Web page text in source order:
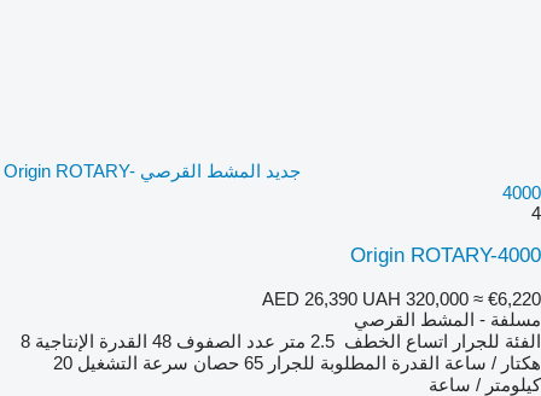
جديد المشط القرصي Origin ROTARY-
4000
4
Origin ROTARY-4000
AED 26,390 UAH 320,000 ≈ €6,220
مسلفة - المشط القرصي
الفئة للجرار اتساع الخطف 2.5 متر عدد الصفوف 48 القدرة الإنتاجية 8
هكتار / ساعة القدرة المطلوبة للجرار 65 حصان سرعة التشغيل 20
كيلومتر / ساعة